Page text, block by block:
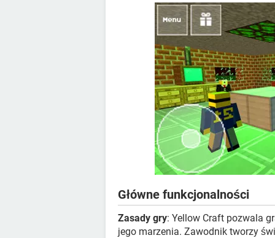
Główne funkcjonalności
Zasady gry: Yellow Craft pozwala
jego marzenia. Zawodnik tworzy